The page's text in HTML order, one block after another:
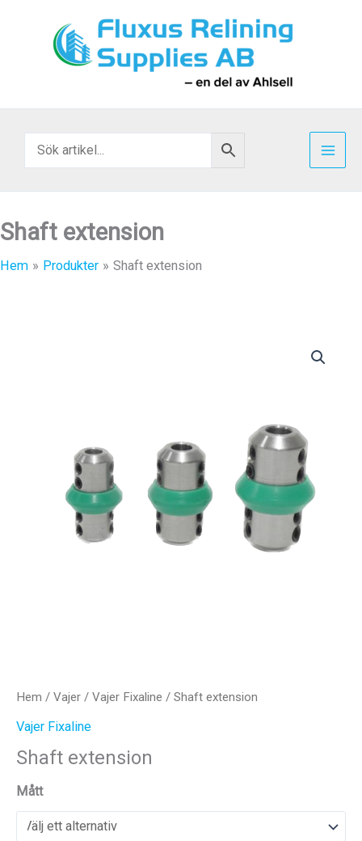
Shaft extension
Hem Produkter Shaft extension
Hem / Vajer / Vajer Fixaline / Shaft extension
Vajer Fixaline
Shaft extension
Mått